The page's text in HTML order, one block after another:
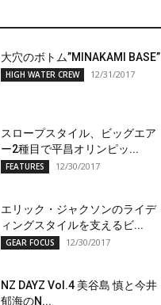
大穴のボトム”MINAKAMI BASE”
HIGH WATER CREW 12/31/2017
スロープスタイル、ビッグエア
ー2種目で平昌オリンピッ...
FEATURES 12/30/2017
エリック・ジャクソンのライデ
ィングスタイルを支えるビ...
GEAR FOCUS 12/30/2017
NZ DAYZ Vol.4 美谷島 慎と今井
郁海のN...